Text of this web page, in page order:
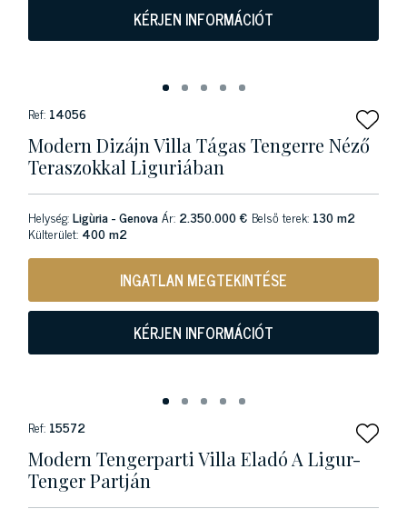
KÉRJEN INFORMÁCIÓT
Ref: 14056
Modern Dizájn Villa Tágas Tengerre Néző
Teraszokkal Liguriában
Helység:Ligùria - GenovaÁr: 2.350.000 € Belső terek: 130 m2
Külterület: 400 m2
INGATLAN MEGTEKINTÉSE
KÉRJEN INFORMÁCIÓT
Ref: 15572
Modern Tengerparti Villa Eladó A Ligur-
Tenger Partján